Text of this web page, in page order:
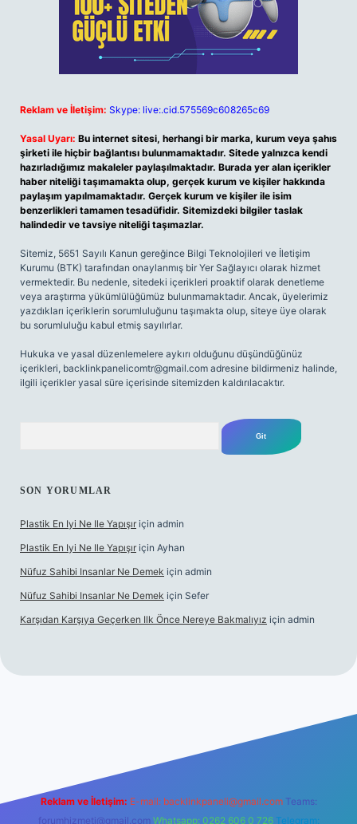
Reklam ve İletişim: Skype: live:.cid.575569c608265c69
Yasal Uyarı: Bu internet sitesi, herhangi bir marka, kurum veya şahıs
şirketi ile hiçbir bağlantısı bulunmamaktadır. Sitede yalnızca kendi
hazırladığımız makaleler paylaşılmaktadır. Burada yer alan içerikler
haber niteliği taşımamakta olup, gerçek kurum ve kişiler hakkında
paylaşım yapılmamaktadır. Gerçek kurum ve kişiler ile isim
benzerlikleri tamamen tesadüfidir. Sitemizdeki bilgiler taslak
halindedir ve tavsiye niteliği taşımazlar.
Sitemiz, 5651 Sayılı Kanun gereğince Bilgi Teknolojileri ve İletişim
Kurumu (BTK) tarafından onaylanmış bir Yer Sağlayıcı olarak hizmet
vermektedir. Bu nedenle, sitedeki içerikleri proaktif olarak denetleme
veya araştırma yükümlülüğümüz bulunmamaktadır. Ancak, üyelerimiz
yazdıkları içeriklerin sorumluluğunu taşımakta olup, siteye üye olarak
bu sorumluluğu kabul etmiş sayılırlar.
Hukuka ve yasal düzenlemelere aykırı olduğunu düşündüğünüz
içerikleri, backlinkpanelicomtr@gmail.com adresine bildirmeniz halinde,
ilgili içerikler yasal süre içerisinde sitemizden kaldırılacaktır.
SON YORUMLAR
Plastik En Iyi Ne Ile Yapışır için admin
Plastik En Iyi Ne Ile Yapışır için Ayhan
Nüfuz Sahibi Insanlar Ne Demek için admin
Nüfuz Sahibi Insanlar Ne Demek için Sefer
Karşıdan Karşıya Geçerken Ilk Önce Nereye Bakmalıyız için admin
Reklam ve İletişim: E-mail: backlinkpaneli@gmail.com Teams:
forumhizmeti@gmail.com Whatsapp: 0262 606 0 726 Telegram: